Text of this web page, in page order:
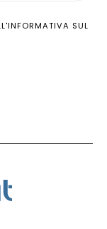
SUL